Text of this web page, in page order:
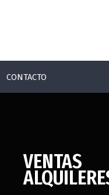
CONTACTO